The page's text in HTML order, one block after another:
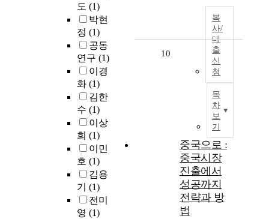
도 (1)
박현
정 (1)
공동
연구 (1)
이경
화 (1)
김한
수 (1)
이상
희 (1)
이민
호 (1)
김용
기 (1)
전미
영 (1)
복
사/
대
출
신
청
목
차
보
기
10
중국으로 :
중국시장
진출에서
성공까지
전략과 방
법